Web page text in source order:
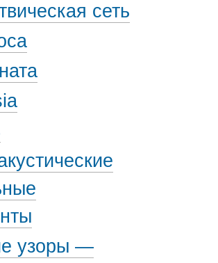
сеть
узоры —